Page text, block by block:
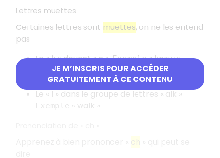
JE M’INSCRIS POUR ACCÉDER
GRATUITEMENT À CE CONTENU
Lettres muettes
Certaines lettres sont muettes, on ne les entend
pas
Le «k» devant « n »Exemple« know »
l» dans le groupe de lettres « ould »
Exemple « could »
Le « l » dans le groupe de lettres « alk »
Exemple « walk »